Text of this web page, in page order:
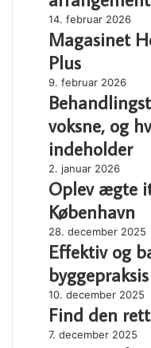
til
dit
næste
arrangement
Magasinet
Helse
for
Kvinder
40
Plus
14. februar 2026
Magasinet
Plus
Behandlingstilbud
for
alkohol
til
voksne,
og
hvad
de
typisk
indeholder
9. februar 2026
voksne, og
indeholder
Oplev
ægte
italiensk
mad
i
København
2. januar 2026
Oplev ægte
København
Effektiv
og
bæredygtig
byggepraksis
28. december 2025
Effektiv og
byggepraksis
Find
den
rette
10. december 2025
Find den
Optimer
7. december 2025